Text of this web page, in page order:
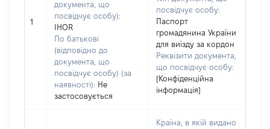
1
документа, що
посвідчує особу):
IHOR
По батькові
(відповідно до
документа, що
посвідчує особу) (за
наявності): Не
застосовується
посвідчує особу:
Паспорт
громадянина України
для виїзду за кордон
Реквізити документа,
що посвідчує особу:
[Конфіденційна
інформація]
Країна, в якій видано